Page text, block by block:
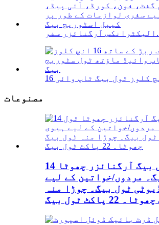
سفر...
مصنوعات
14 انچ ٹول بیگ آرگنائزر چھوٹا
مردوں/خواتین کے لیے
ٹول بیگ۔ چوڑا منہ
پاکٹ ٹول بیگ